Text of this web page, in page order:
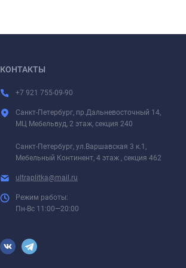
КОНТАКТЫ
+7 921 755-09-90
Санкт-Петербург, пр.Дальневосточный 14,
МЦ Мебельвуд, 2 этаж, секция 240
Санкт-Петербург, ул.Варшавская 3 к.1,
Мебельный Континент, 4 этаж , секция 462
ultraplitka@mail.ru
Режим работы:
Пн-Вс 11:00—20:00